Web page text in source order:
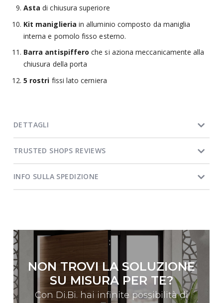
Asta di chiusura superiore
Kit maniglieria in alluminio composto da maniglia
interna e pomolo fisso esterno.
Barra antispiffero che si aziona meccanicamente alla
chiusura della porta
5 rostri fissi lato cerniera
DETTAGLI
TRUSTED SHOPS REVIEWS
INFO SULLA SPEDIZIONE
NON TROVI LA SOLUZIONE
SU MISURA PER TE?
Con Di.Bi. hai infinite possibilità di